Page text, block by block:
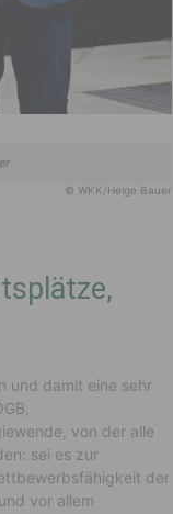
© WKK/Helge Bauer
und damit eine sehr
von der alle
sei es zur
der
vor allem